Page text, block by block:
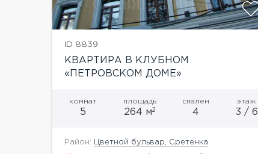
ID 8839
КВАРТИРА В КЛУБНОМ
«ПЕТРОВСКОМ ДОМЕ»
комнат
5
площадь
264 м2
спален
4
этаж
3 / 6
Район: Цветной бульвар, Сретенка